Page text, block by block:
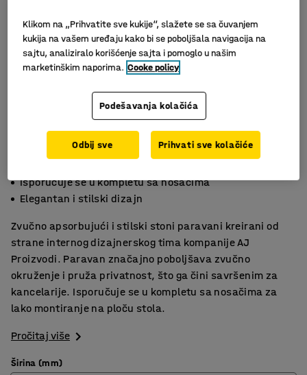
Isporučuje se u kompletu sa nosačima
Elegantan i stilski dizajn
Zvučno apsorbujući i stilski stoni paravani kreirani od
strane internog dizajnerskog tima kompanije AJ
Proizvodi. Paravan značajno poboljšava zvučno
okruženje i pruža privatnost, što ga čini savršenim za
kancelarije. Isporučuje se u kompletu sa nosačima za
lako montiranje na ploču stola.
Pročitaj više
Širina (mm)
Klikom na „Prihvatite sve kukije“, slažete se sa čuvanjem
kukija na vašem uređaju kako bi se poboljšala navigacija na
sajtu, analiziralo korišćenje sajta i pomoglo u našim
marketinškim naporima. Cooke policy
Podešavanja kolačića
Odbij sve Prihvati sve kolačiće